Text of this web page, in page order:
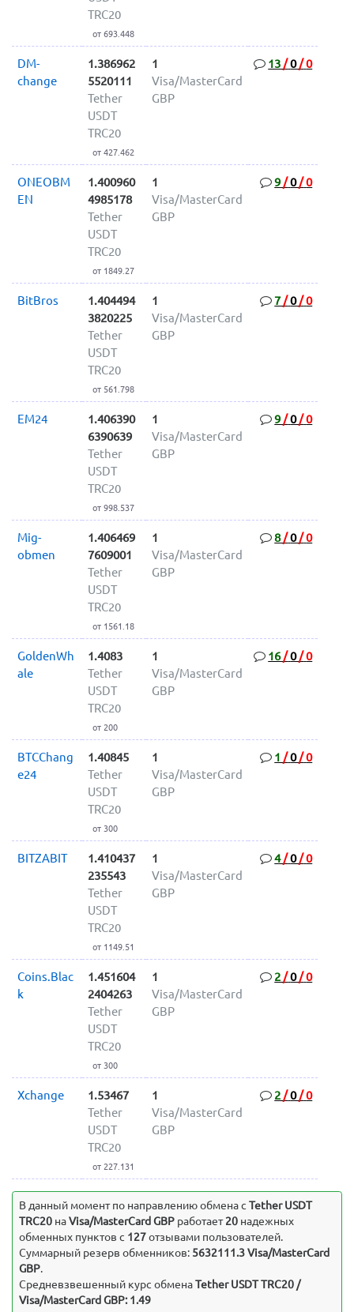
TRC20
от 693.448
DM-
change
1.386962
5520111
Tether
USDT
TRC20
от 427.462
1
Visa/MasterCard
GBP
13 /0/0
ONEOBM
EN
1.400960
4985178
Tether
USDT
TRC20
от 1849.27
1
Visa/MasterCard
GBP
9 /0/0
BitBros
1.404494
3820225
Tether
USDT
TRC20
от 561.798
1
Visa/MasterCard
GBP
7/0/0
EM24
1.406390
6390639
Tether
USDT
TRC20
от 998.537
1
Visa/MasterCard
GBP
9 /0/0
Mig-
obmen
1.406469
7609001
Tether
USDT
TRC20
от 1561.18
1
Visa/MasterCard
GBP
8/0/0
GoldenWh
ale
1.4083
Tether
USDT
TRC20
от 200
1
Visa/MasterCard
GBP
16/0/0
BTCChang
e24
1.40845
Tether
USDT
TRC20
от 300
1
Visa/MasterCard
GBP
1 /0/0
BITZABIT
1.410437
235543
Tether
USDT
TRC20
от 1149.51
1
Visa/MasterCard
GBP
4/0/0
Coins.Blac
k
1.451604
2404263
Tether
USDT
TRC20
от 300
1
Visa/MasterCard
GBP
2 /0/0
Xchange
1.53467
Tether
USDT
TRC20
от 227.131
1
Visa/MasterCard
GBP
2 /0/0
В данный момент по направлению обмена cTether USDT
TRC20наVisa/MasterCard GBPработает20надежных
обменных пунктов с 127отзывами пользователей.
Суммарный резерв обменников: 5632111.3 Visa/MasterCard
GBP.
Средневзвешенный курс обменаTether USDT TRC20 /
Visa/MasterCard GBP: 1.49